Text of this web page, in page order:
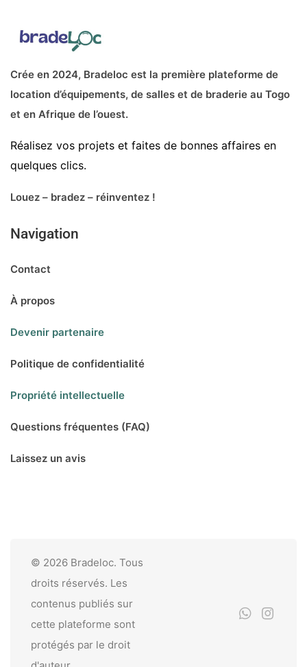
Crée en 2024, Bradeloc est la première plateforme de
location d’équipements, de salles et de braderie au Togo
et en Afrique de l’ouest.
Réalisez vos projets et faites de bonnes affaires en
quelques clics.
Louez – bradez – réinventez !
Navigation
Contact
À propos
Devenir partenaire
Politique de confidentialité
Propriété intellectuelle
Questions fréquentes (FAQ)
Laissez un avis
© 2026 Bradeloc. Tous
droits réservés. Les
contenus publiés sur
cette plateforme sont
protégés par le droit